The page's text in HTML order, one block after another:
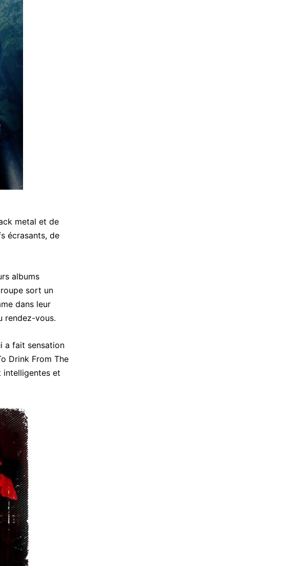
metal et de
écrasants, de
albums
sort un
dans leur
rendez-vous.
a fait sensation
Drink From The
intelligentes et